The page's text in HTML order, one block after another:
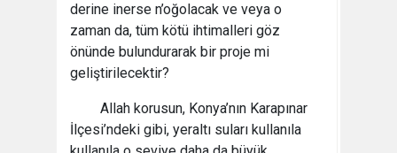
derine inerse n’oğolacak ve veya o
zaman da, tüm kötü ihtimalleri göz
önünde bulundurarak bir proje mi
geliştirilecektir?
Allah korusun, Konya’nın Karapınar
İlçesi’ndeki gibi, yeraltı suları kullanıla